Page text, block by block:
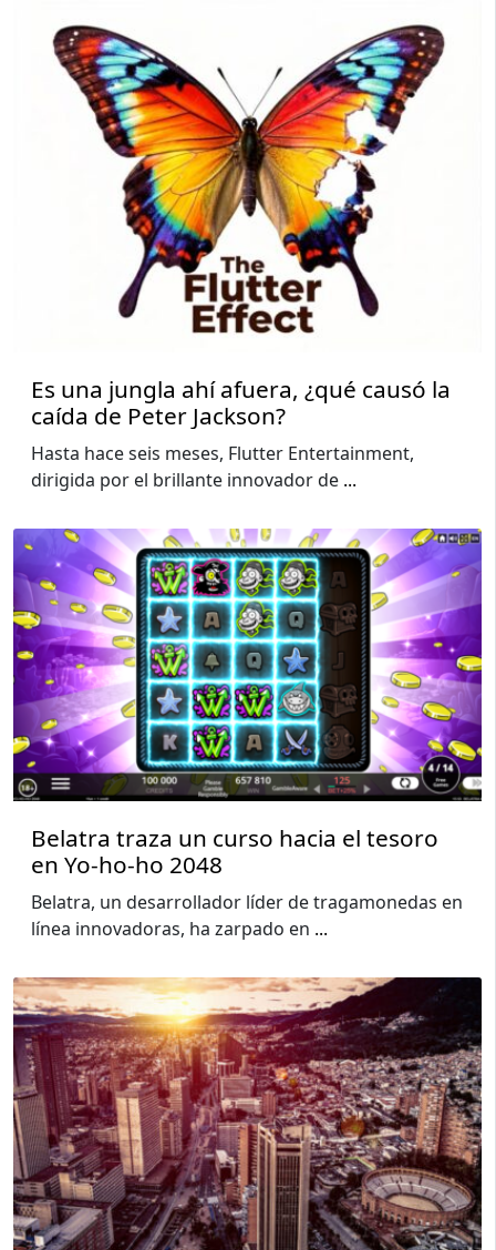
Es una jungla ahí afuera, ¿qué causó la
caída de Peter Jackson?
Hasta hace seis meses, Flutter Entertainment,
dirigida por el brillante innovador de ...
Belatra traza un curso hacia el tesoro
en Yo-ho-ho 2048
Belatra, un desarrollador líder de tragamonedas en
línea innovadoras, ha zarpado en ...